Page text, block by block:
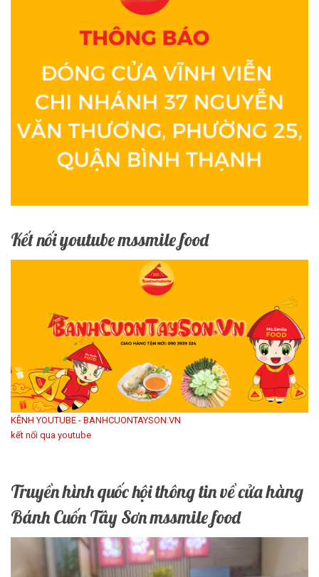
Kết nối youtube mssmile food
KÊNH YOUTUBE - BANHCUONTAYSON.VN
kết nối qua youtube
Truyền hình quốc hội thông tin về cửa hàng
Bánh Cuốn Tây Sơn mssmile food